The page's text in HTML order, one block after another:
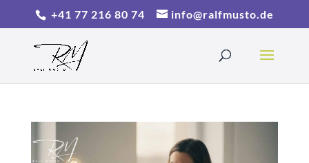
+41 77 216 80 74 info@ralfmusto.de